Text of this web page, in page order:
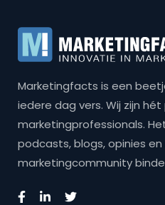
Marketingfacts is een
iedere dag vers. Wij zijn
marketingprofessionals.
podcasts, blogs, opinies
marketingcommunity